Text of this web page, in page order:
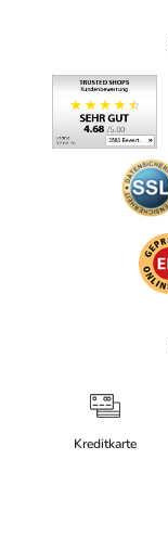
Kreditkarte